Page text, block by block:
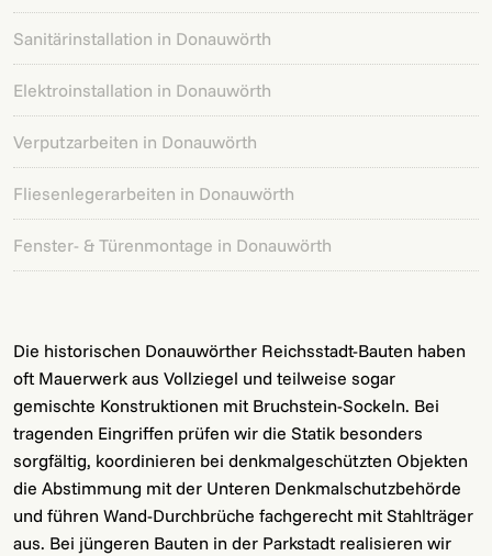
Sanitärinstallation in Donauwörth
Elektroinstallation in Donauwörth
Verputzarbeiten in Donauwörth
Fliesenlegerarbeiten in Donauwörth
Fenster- & Türenmontage in Donauwörth
Die historischen Donauwörther Reichsstadt-Bauten haben
oft Mauerwerk aus Vollziegel und teilweise sogar
gemischte Konstruktionen mit Bruchstein-Sockeln. Bei
tragenden Eingriffen prüfen wir die Statik besonders
sorgfältig, koordinieren bei denkmalgeschützten Objekten
die Abstimmung mit der Unteren Denkmalschutzbehörde
und führen Wand-Durchbrüche fachgerecht mit Stahlträger
aus. Bei jüngeren Bauten in der Parkstadt realisieren wir